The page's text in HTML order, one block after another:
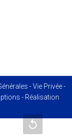
-Vie Privée-
- Réalisation
Recharger